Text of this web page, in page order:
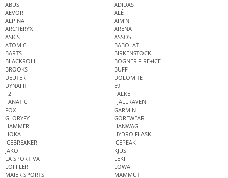
ABUS
ADIDAS
AEVOR
ALÉ
ALPINA
AIM'N
ARC'TERYX
ARENA
ASICS
ASSOS
ATOMIC
BABOLAT
BARTS
BIRKENSTOCK
BLACKROLL
BOGNER FIRE+ICE
BROOKS
BUFF
DEUTER
DOLOMITE
DYNAFIT
E9
F2
FALKE
FANATIC
FJÄLLRÄVEN
FOX
GARMIN
GLORYFY
GOREWEAR
HAMMER
HANWAG
HOKA
HYDRO FLASK
ICEBREAKER
ICEPEAK
JAKO
KJUS
LA SPORTIVA
LEKI
LÖFFLER
LOWA
MAIER SPORTS
MAMMUT